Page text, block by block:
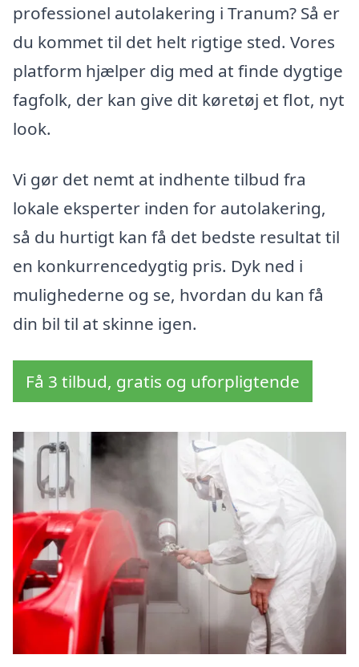
professionel autolakering i Tranum? Så er
du kommet til det helt rigtige sted. Vores
platform hjælper dig med at finde dygtige
fagfolk, der kan give dit køretøj et flot, nyt
look.
Vi gør det nemt at indhente tilbud fra
lokale eksperter inden for autolakering,
så du hurtigt kan få det bedste resultat til
en konkurrencedygtig pris. Dyk ned i
mulighederne og se, hvordan du kan få
din bil til at skinne igen.
Få 3 tilbud, gratis og uforpligtende